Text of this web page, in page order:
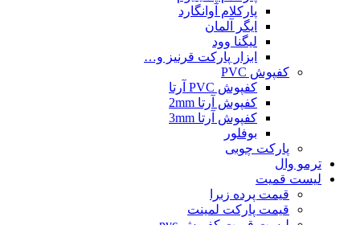
پارکلام آوانگارد
ایگر آلمان
لیگنا وود
ابزار پارکت قرنیز و…
کفپوش PVC
کفپوش PVC آرتا
کفپوش آرتا 2mm
کفپوش آرتا 3mm
پارکت چوبی
وال
قمیت
قیمت پرده زبرا
قیمت پارکت لمینت